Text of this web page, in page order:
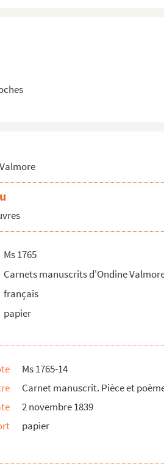
ébauches de poèmes, réflex...
etc.
divers.
de Monsieur Arago. Second cah...
Dans l’autre sens : Traduction,...
Notes et brouillons...
Ms 1765
Carnets manuscrits d'Ondine
français
papier
Ms 1765-14
Carnet manuscrit. Pièce et
2 novembre 1839
papier